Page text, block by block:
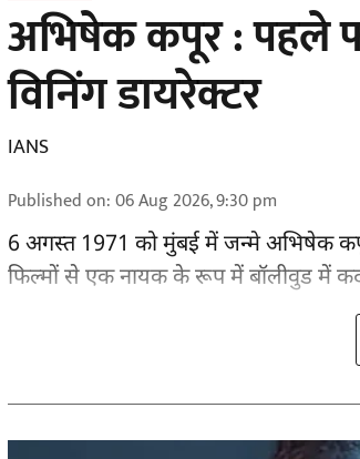
अभिषेक कपूर : पहले
विनिंग डायरेक्टर
IANS
Published on:06 Aug 2026, 9:30 pm
6 अगस्त 1971 को मुंबई में जन्मे अभिषेक
फिल्मों से एक नायक के रूप मेंबॉलीवुडमें